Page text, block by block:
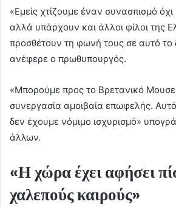
«Εμείς χτίζουμε έναν συνασπισμό
αλλά υπάρχουν και άλλοι φίλοι της
προσθέτουν τη φωνή τους σε αυτό το
ανέφερε ο πρωθυπουργός.
«Μπορούμε προς το Βρετανικό
συνεργασία αμοιβαία επωφελής. Αυτό
δεν έχουμε νόμιμο ισχυρισμό»
άλλων.
«Η χώρα έχει αφήσει
χαλεπούς καιρούς»